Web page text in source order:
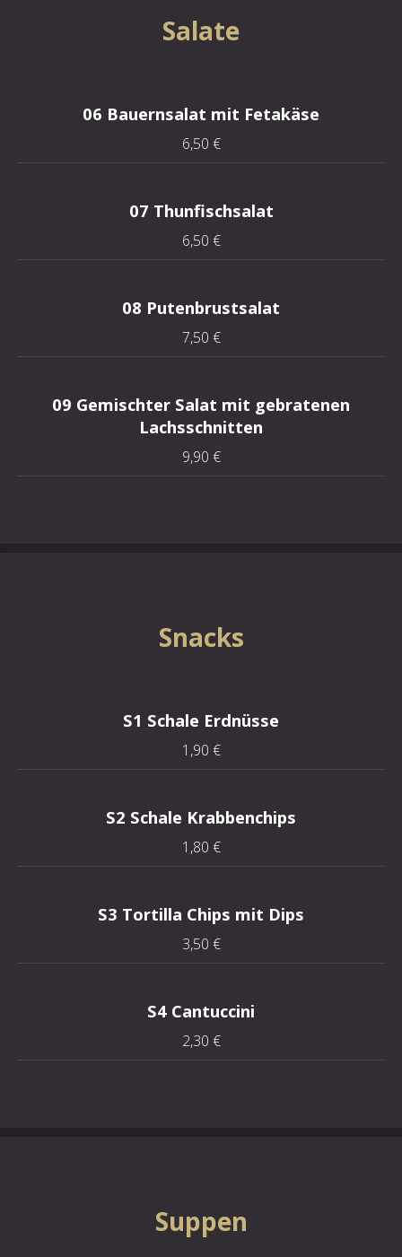
Salate
06 Bauernsalat mit Fetakäse
6,50 €
07 Thunfischsalat
6,50 €
08 Putenbrustsalat
7,50 €
09 Gemischter Salat mit gebratenen
Lachsschnitten
9,90 €
Snacks
S1 Schale Erdnüsse
1,90 €
S2 Schale Krabbenchips
1,80 €
S3 Tortilla Chips mit Dips
3,50 €
S4 Cantuccini
2,30 €
Suppen